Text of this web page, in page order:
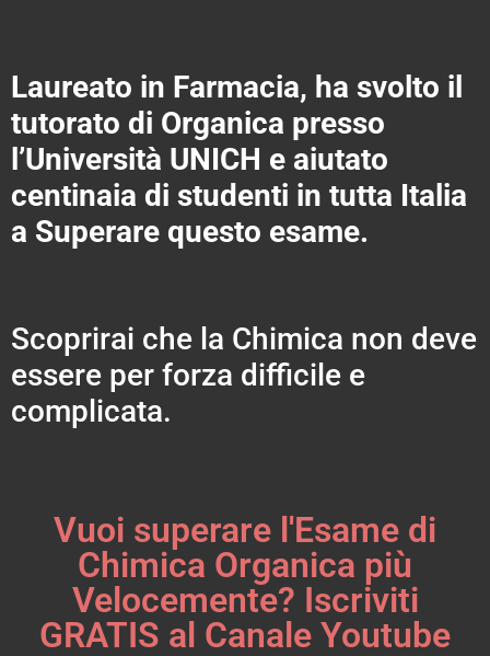
Laureato in Farmacia, ha svolto il
tutorato di Organica presso
l’Università UNICH e aiutato
centinaia di studenti in tutta Italia
a Superare questo esame.
Scoprirai che la Chimica non deve
essere per forza difficile e
complicata.
Vuoi superare l'Esame di
Chimica Organica più
Velocemente? Iscriviti
GRATIS al Canale Youtube